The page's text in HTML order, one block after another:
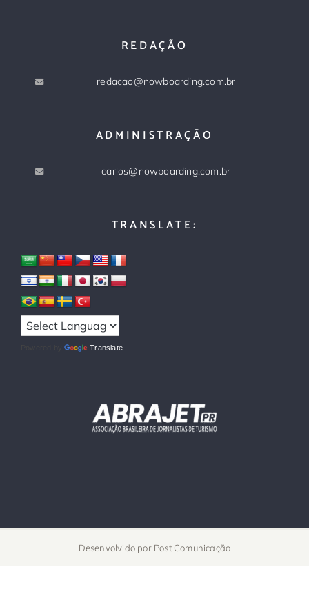
REDAÇÃO
redacao@nowboarding.com.br
ADMINISTRAÇÃO
carlos@nowboarding.com.br
TRANSLATE:
Powered by Translate
Desenvolvido por Post Comunicação